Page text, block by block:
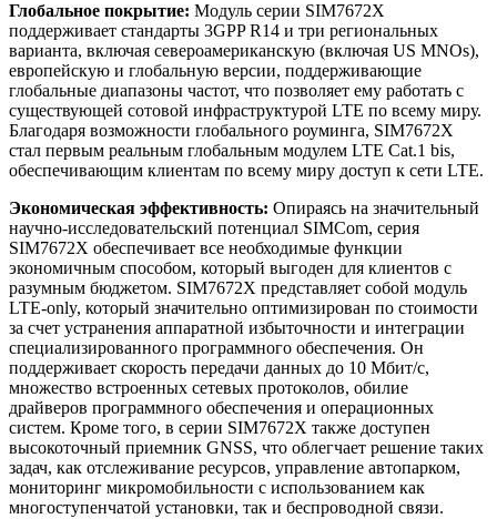
Глобальное покрытие: Модуль серии SIM7672X
поддерживает стандарты 3GPP R14 и три региональных
варианта, включая североамериканскую (включая US MNOs),
европейскую и глобальную версии, поддерживающие
глобальные диапазоны частот, что позволяет ему работать с
существующей сотовой инфраструктурой LTE по всему миру.
Благодаря возможности глобального роуминга, SIM7672X
стал первым реальным глобальным модулем LTE Cat.1 bis,
обеспечивающим клиентам по всему миру доступ к сети LTE.
Экономическая эффективность: Опираясь на значительный
научно-исследовательский потенциал SIMCom, серия
SIM7672X обеспечивает все необходимые функции
экономичным способом, который выгоден для клиентов с
разумным бюджетом. SIM7672X представляет собой модуль
LTE-only, который значительно оптимизирован по стоимости
за счет устранения аппаратной избыточности и интеграции
специализированного программного обеспечения. Он
поддерживает скорость передачи данных до 10 Mбит/с,
множество встроенных сетевых протоколов, обилие
драйверов программного обеспечения и операционных
систем. Кроме того, в серии SIM7672X также доступен
высокоточный приемник GNSS, что облегчает решение таких
задач, как отслеживание ресурсов, управление автопарком,
мониторинг микромобильности с использованием как
многоступенчатой установки, так и беспроводной связи.